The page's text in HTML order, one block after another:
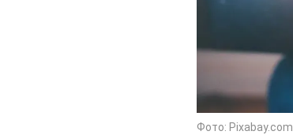
Фото: Pixabay.com